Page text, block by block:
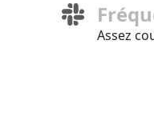
Assez